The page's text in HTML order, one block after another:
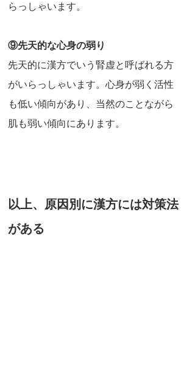
らっしゃいます。
⑨先天的な心身の弱り
先天的に漢方でいう腎虚と呼ばれる方
がいらっしゃいます。心身が弱く活性
も低い傾向があり、当然のことながら
肌も弱い傾向にあります。
以上、原因別に漢方には対策法
がある